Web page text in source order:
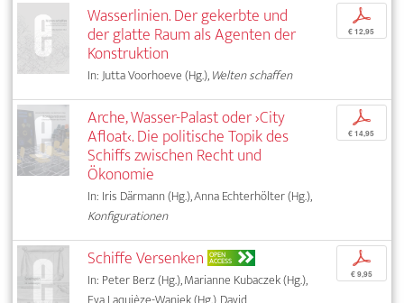
Wasserlinien. Der gekerbte und
der glatte Raum als Agenten der
Konstruktion
In: Jutta Voorhoeve (Hg.),Welten schaffen
p
€ 12,95
Arche, Wasser-Palast oder ›City
Afloat‹. Die politische Topik des
Schiffs zwischen Recht und
Ökonomie
In: Iris Därmann (Hg.), Anna Echterhölter (Hg.),
Konfigurationen
p
€ 14,95
Schiffe Versenken OPEN
ACCESS
In: Peter Berz (Hg.), Marianne Kubaczek (Hg.),
p
€ 9,95